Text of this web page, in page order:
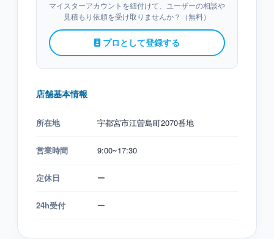
マイスターアカウントを紐付けて、ユーザーの相談や
見積もり依頼を受け取りませんか？（無料）
プロとして登録する
店舗基本情報
所在地 宇都宮市江曽島町2070番地
営業時間 9:00~17:30
定休日 ー
24h受付 ー